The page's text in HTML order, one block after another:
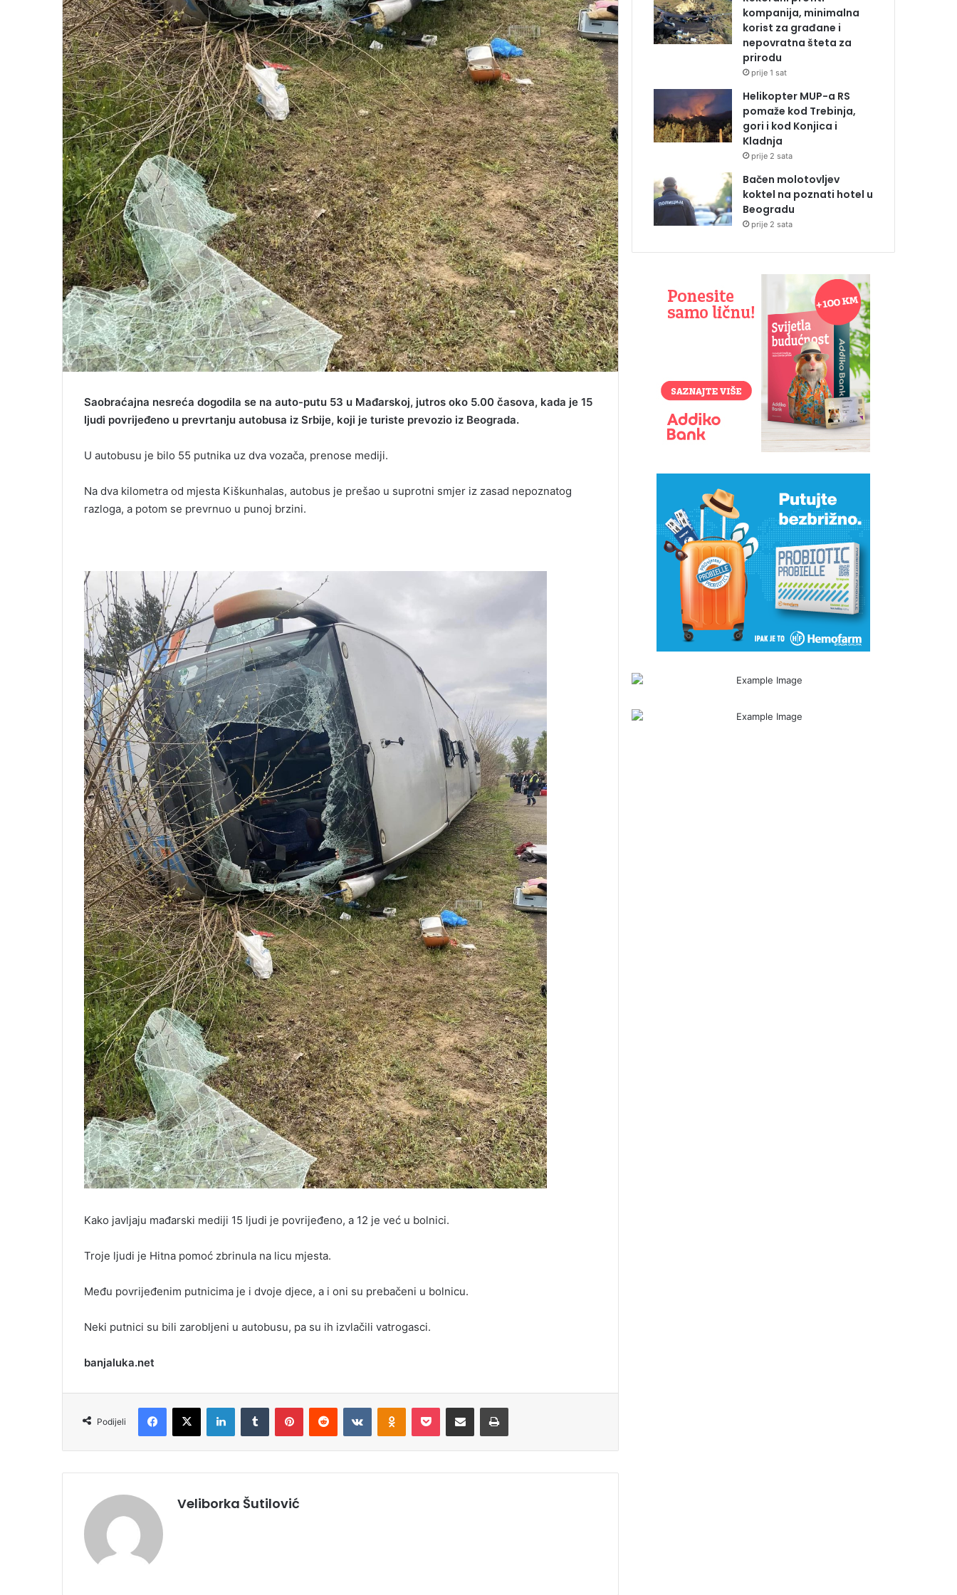
Saobraćajna nesreća dogodila se na auto-putu 53 u Mađarskoj, jutros oko 5.00 časova, kada je 15
ljudi povrijeđeno u prevrtanju autobusa iz Srbije, koji je turiste prevozio iz Beograda.
U autobusu je bilo 55 putnika uz dva vozača, prenose mediji.
Na dva kilometra od mjesta Kiškunhalas, autobus je prešao u suprotni smjer iz zasad nepoznatog
razloga, a potom se prevrnuo u punoj brzini.
Kako javljaju mađarski mediji 15 ljudi je povrijeđeno, a 12 je već u bolnici.
Troje ljudi je Hitna pomoć zbrinula na licu mjesta.
Među povrijeđenim putnicima je i dvoje djece, a i oni su prebačeni u bolnicu.
Neki putnici su bili zarobljeni u autobusu, pa su ih izvlačili vatrogasci.
banjaluka.net
Podijeli
Veliborka Šutilović
kompanija, minimalna
korist za građane i
nepovratna šteta za
prirodu
prije 1 sat
Helikopter MUP-a RS
pomaže kod Trebinja,
gori i kod Konjica i
Kladnja
prije 2 sata
Bačen molotovljev
koktel na poznati hotel u
Beogradu
prije 2 sata